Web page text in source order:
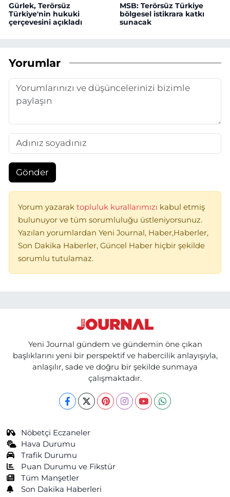
Gürlek, Terörsüz
Türkiye'nin hukuki
çerçevesini açıkladı
MSB: Terörsüz Türkiye
bölgesel istikrara katkı
sunacak
Yorumlar
Gönder
Yorum yazarak topluluk kurallarımızı kabul etmiş
bulunuyor ve tüm sorumluluğu üstleniyorsunuz.
Yazılan yorumlardan Yeni Journal, Haber,Haberler,
Son Dakika Haberler, Güncel Haber hiçbir şekilde
sorumlu tutulamaz.
Yeni Journal gündem ve gündemin öne çıkan
başlıklarını yeni bir perspektif ve habercilik anlayışıyla,
anlaşılır, sade ve doğru bir şekilde sunmaya
çalışmaktadır.
Nöbetçi Eczaneler
Hava Durumu
Trafik Durumu
Puan Durumu ve Fikstür
Tüm Manşetler
Son Dakika Haberleri